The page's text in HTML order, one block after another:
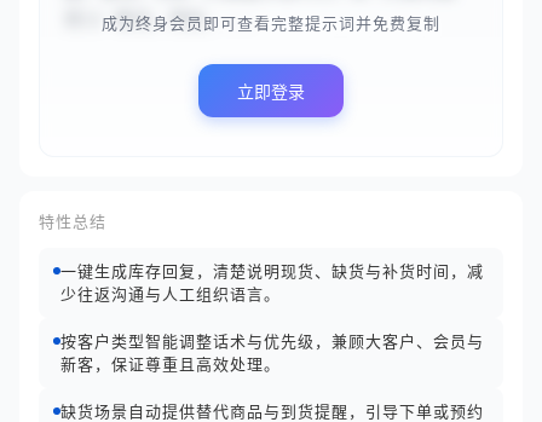
货}} 情况。然后，...
成为终身会员即可查看完整提示词并免费复制
立即登录
特性总结
一键生成库存回复，清楚说明现货、缺货与补货时间，减
少往返沟通与人工组织语言。
按客户类型智能调整话术与优先级，兼顾大客户、会员与
新客，保证尊重且高效处理。
缺货场景自动提供替代商品与到货提醒，引导下单或预约